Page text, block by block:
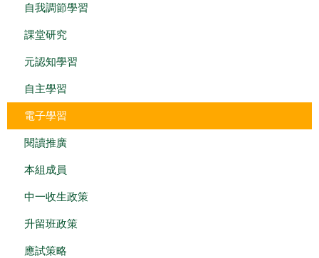
自我調節學習
課堂研究
元認知學習
自主學習
電子學習
閱讀推廣
本組成員
中一收生政策
升留班政策
應試策略